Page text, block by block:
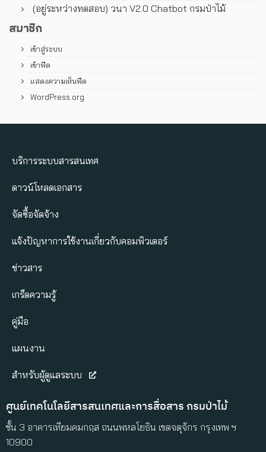
(อยู่ระหว่างทดสอบ) วนา V2.0 Chatbot กรมป่าไม้
สมาชิก
เข้าสู่ระบบ
เข้าฟีด
แสดงความเห็นฟีด
WordPress.org
บริการระบบสารสนเทศ
ดาวน์โหลดเอกสาร
จัดซื้อจัดจ้าง
แจ้งปัญหาการใช้งานเกี่ยวกับคอมพิวเตอร์
ข่าวสาร
เกร็ดความรู้
คู่มือ
แผนงาน
สำหรับผู้ดูแลระบบ
ศูนย์เทคโนโลยีสารสนเทศและการสื่อสาร กรมป่าไม้
ชั้น 3 อาคารเทียมคมกฤส ถนนพหลโยธิน เขตจตุจักร กรุงเทพ ฯ
10900